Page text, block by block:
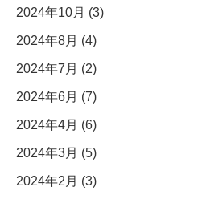
2024年10月 (3)
2024年8月 (4)
2024年7月 (2)
2024年6月 (7)
2024年4月 (6)
2024年3月 (5)
2024年2月 (3)